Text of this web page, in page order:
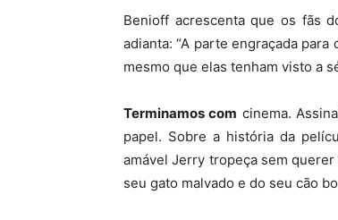
Benioff acrescenta que os fãs
adianta: “A parte engraçada
mesmo que elas tenham visto a
Terminamos com cinema.
papel. Sobre a história da
amável Jerry tropeça sem
seu gato malvado e do seu cão